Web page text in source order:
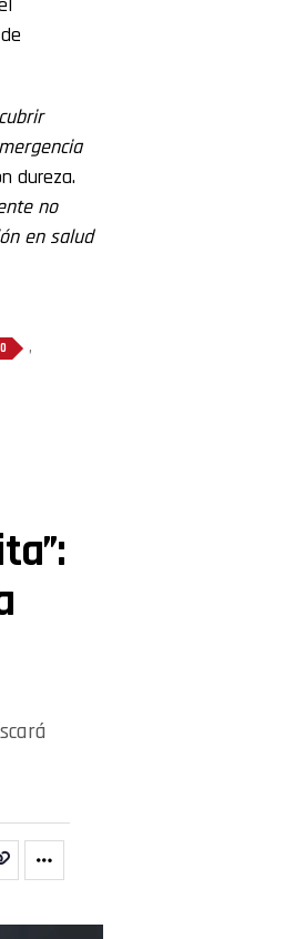
dureza.
no
en salud
,